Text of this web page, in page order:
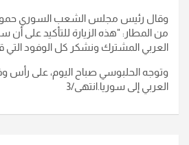
وقال رئيس مجلس الشعب السوري
من المطار: "هذه الزيارة للتأكيد على
العربي المشترك ونشكر كل الوفود
وتوجه الحلبوسي صباح اليوم، على رأس
العربي إلى سوريا .انتهى/3